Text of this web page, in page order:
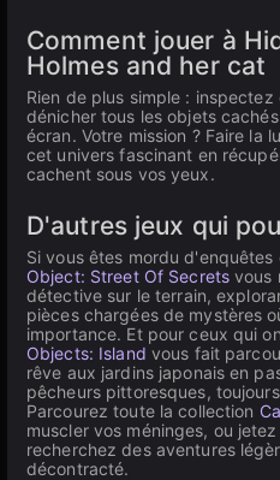
Comment jouer à
Holmes and her cat
Rien de plus simple :
dénicher tous les objets
écran. Votre mission ? Faire la
cet univers fascinant en
cachent sous vos yeux.
D'autres jeux qui
Si vous êtes mordu
Object: Street Of Secrets vous
détective sur le terrain,
pièces chargées de mystères
importance. Et pour ceux qui
Objects: Island vous fait
rêve aux jardins japonais en
pêcheurs pittoresques,
Parcourez toute la collection
muscler vos méninges, ou
recherchez des aventures
décontracté.